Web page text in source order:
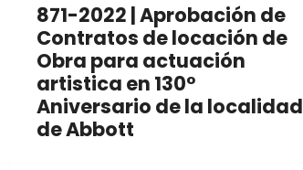
871-2022 | Aprobación de
Contratos de locación de
Obra para actuación
artistica en 130°
Aniversario de la localidad
de Abbott